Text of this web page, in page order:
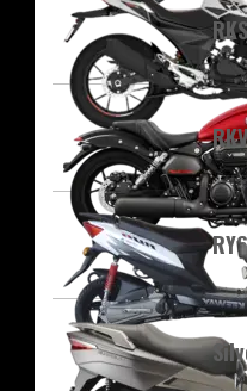
RKS
RKV